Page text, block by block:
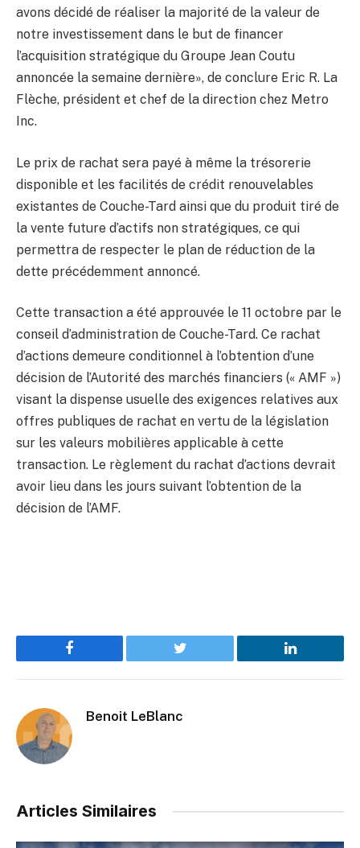
avons décidé de réaliser la majorité de la valeur de
notre investissement dans le but de financer
l’acquisition stratégique du Groupe Jean Coutu
annoncée la semaine dernière», de conclure Eric R. La
Flèche, président et chef de la direction chez Metro
Inc.
Le prix de rachat sera payé à même la trésorerie
disponible et les facilités de crédit renouvelables
existantes de Couche-Tard ainsi que du produit tiré de
la vente future d’actifs non stratégiques, ce qui
permettra de respecter le plan de réduction de la
dette précédemment annoncé.
Cette transaction a été approuvée le 11 octobre par le
conseil d’administration de Couche-Tard. Ce rachat
d’actions demeure conditionnel à l’obtention d’une
décision de l’Autorité des marchés financiers (« AMF »)
visant la dispense usuelle des exigences relatives aux
offres publiques de rachat en vertu de la législation
sur les valeurs mobilières applicable à cette
transaction. Le règlement du rachat d’actions devrait
avoir lieu dans les jours suivant l’obtention de la
décision de l’AMF.
Facebook Twitter LinkedIn
Benoit LeBlanc
Articles Similaires